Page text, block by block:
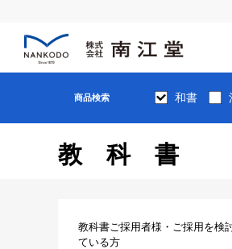
商品検索 和書
教科書
教科書ご採用者様・ご採用を検
ている方